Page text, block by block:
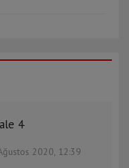
4
2020, 12:39